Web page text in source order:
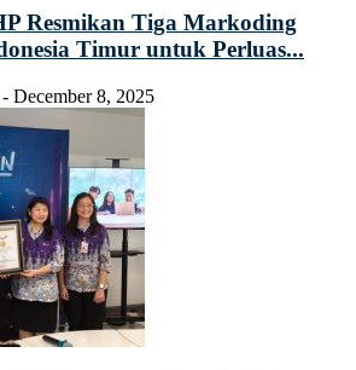
Resmikan Tiga Markoding
Timur untuk Perluas...
- December 8, 2025